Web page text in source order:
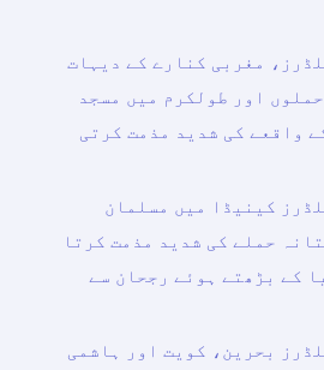
مغربی کنارے کے دیہات
اور طولکرم میں مسجد
واقعے کی شدید مذمت کرتی
کینیڈا میں مسلمان
حملے کی شدید مذمت کرتا
کے بڑھتے ہوئے رجحان سے
بحرین، کویت اور ہاشمی